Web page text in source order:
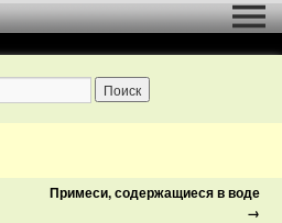
Примеси, содержащиеся в воде
→